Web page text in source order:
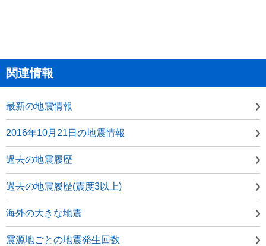
関連情報
最新の地震情報
2016年10月21日の地震情報
過去の地震履歴
過去の地震履歴(震度3以上)
海外の大きな地震
震源地ごとの地震発生回数